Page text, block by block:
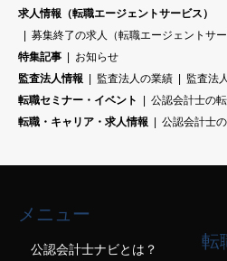
求人情報（転職エージェントサービス）
募集終了の求人（転職エージェントサー
特集記事
お知らせ
監査法人情報
監査法人の業績
監査法
転職セミナー・イベント
公認会計士の
転職・キャリア・求人情報
公認会計士
メニュー
公認会計士ナビとは？
転